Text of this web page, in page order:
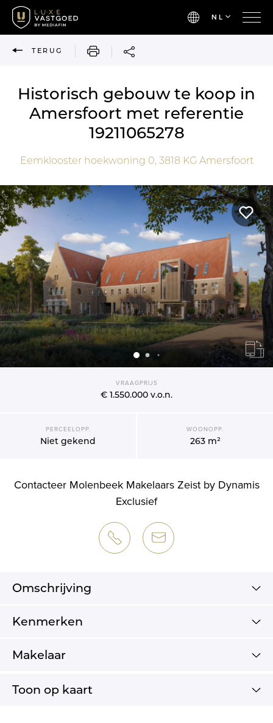
NL
TERUG AFDRUKKEN
Historisch gebouw te koop in
Amersfoort met referentie
19211065278
Eemklooster hoekwoning 0, 3818 KG Amersfoort
VRAAGPRIJS
€ 1.550.000 v.o.n.
PERCEELOPP.
Niet gekend
WOONOPP.
263 m²
Contacteer Molenbeek Makelaars Zeist by Dynamis
Exclusief
Omschrijving
Kenmerken
Makelaar
Toon op kaart